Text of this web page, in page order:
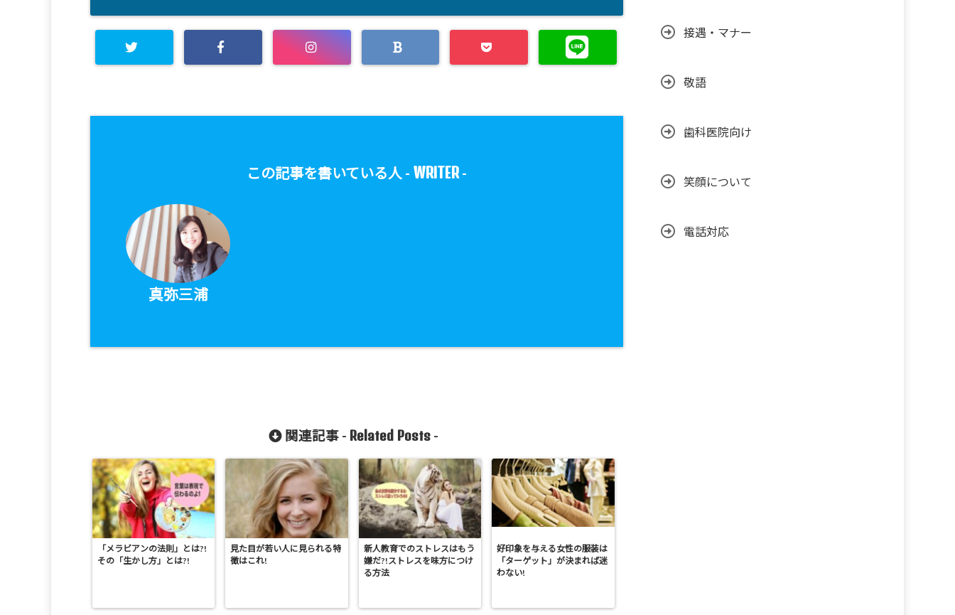
この記事を書いている人 - WRITER-
真弥三浦
関連記事 - Related Posts-
「メラビアンの法則」とは?!
その「生かし方」とは?!
見た目が若い人に見られる特
徴はこれ!
新人教育でのストレスはもう
嫌だ?!ストレスを味方につけ
る方法
好印象を与える女性の服装は
「ターゲット」が決まれば迷
わない!
接遇・マナー
敬語
歯科医院向け
笑顔について
電話対応